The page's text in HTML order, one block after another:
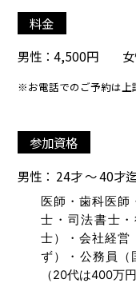
料金
男性：4,500円 女
※お電話でのご予約は上
参加資格
男性： 24才 ～ 40才
医師・歯科医師
士・司法書士
士）・会社経営
ず）・公務員（
（20代は400万